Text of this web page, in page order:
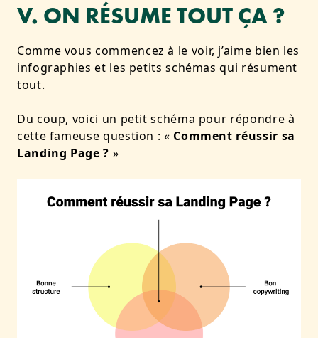
V. ON RÉSUME TOUT ÇA ?
Comme vous commencez à le voir, j’aime bien les
infographies et les petits schémas qui résument
tout.
Du coup, voici un petit schéma pour répondre à
cette fameuse question : « Comment réussir sa
Landing Page ? »